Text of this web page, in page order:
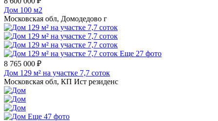
Дом 100 м2
Московская обл, Домодедово г
Еще 27 фото
8 765 000 ₽
Дом 129 м² на участке 7,7 соток
Московская обл, КП Ист резиденс
Еще 47 фото